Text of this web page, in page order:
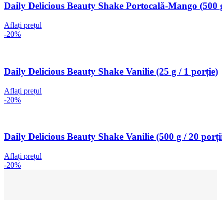
Daily Delicious Beauty Shake Portocală-Mango (500
Aflați prețul
-20%
Daily Delicious Beauty Shake Vanilie (25 g / 1 porție)
Aflați prețul
-20%
Daily Delicious Beauty Shake Vanilie (500 g / 20
Aflați prețul
-20%